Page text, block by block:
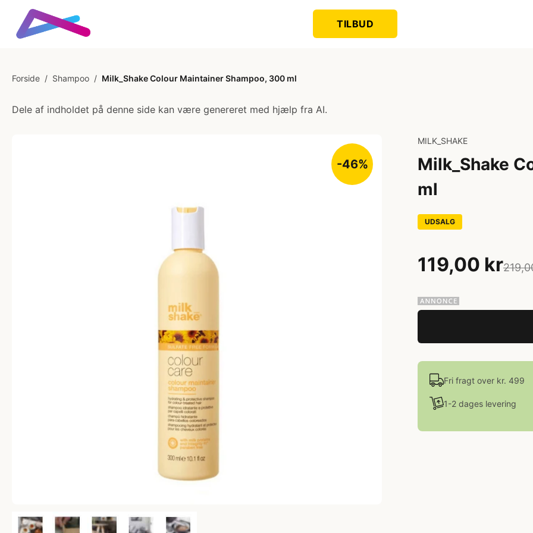
TILBUD
Forside / Shampoo / Milk_Shake Colour Maintainer Shampoo, 300 ml
Dele af indholdet på denne side kan være genereret med hjælp fra AI.
-46%
MILK_SHAKE
Milk_Shake
ml
UDSALG
119,00 kr
Fri fragt over kr. 499
1-2 dages levering